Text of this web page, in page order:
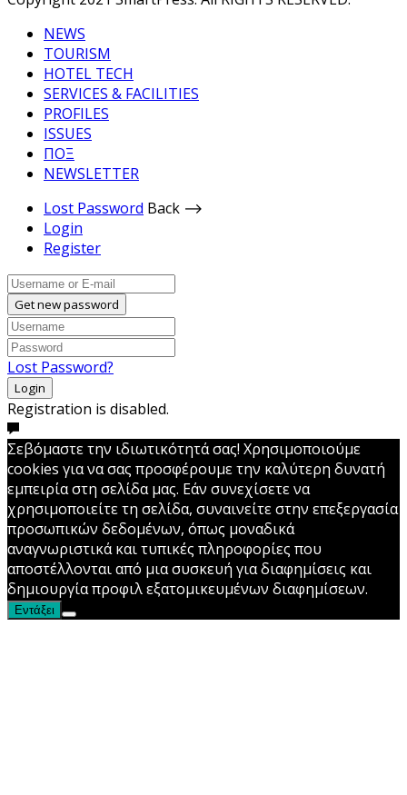
NEWS
TOURISM
HOTEL TECH
SERVICES & FACILITIES
PROFILES
ISSUES
ΠΟΞ
NEWSLETTER
Lost Password Back ⟶
Login
Register
Get new password
Lost Password?
Login
Registration is disabled.
Σεβόμαστε την ιδιωτικότητά σας! Χρησιμοποιούμε
cookies για να σας προσφέρουμε την καλύτερη δυνατή
εμπειρία στη σελίδα μας. Εάν συνεχίσετε να
χρησιμοποιείτε τη σελίδα, συναινείτε στην επεξεργασία
προσωπικών δεδομένων, όπως μοναδικά
αναγνωριστικά και τυπικές πληροφορίες που
αποστέλλονται από μια συσκευή για διαφημίσεις και
δημιουργία προφιλ εξατομικευμένων διαφημίσεων.
Εντάξει